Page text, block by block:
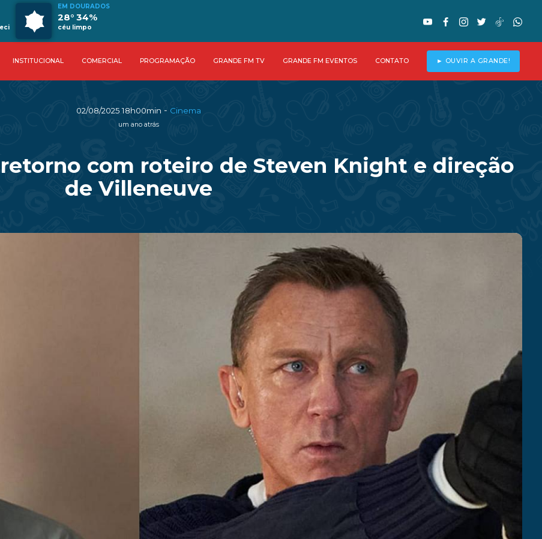
EM DOURADOS
28° 34%
céu limpo
INSTITUCIONAL COMERCIAL PROGRAMAÇÃO GRANDE FM TV GRANDE FM EVENTOS CONTATO ► OUVIR A GRANDE!
02/08/2025 18h00min - Cinema
um ano atrás
com roteiro de Steven Knight e direção
de Villeneuve